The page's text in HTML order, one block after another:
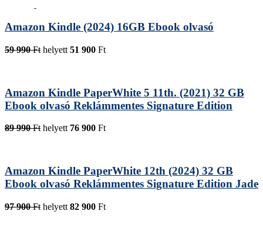
Amazon Kindle (2024) 16GB Ebook olvasó
59 990 Ft helyett 51 900 Ft
Amazon Kindle PaperWhite 5 11th. (2021) 32 GB
Ebook olvasó Reklámmentes Signature Edition
89 990 Ft helyett 76 900 Ft
Amazon Kindle PaperWhite 12th (2024) 32 GB
Ebook olvasó Reklámmentes Signature Edition Jade
97 900 Ft helyett 82 900 Ft